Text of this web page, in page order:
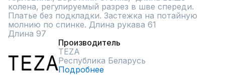
колена, регулируемый разрез в шве спереди.
Платье без подкладки. Застежка на потайную
молнию по спинке. Длина рукава 61
Длина 97
Производитель
TEZA
Республика Беларусь
Подробнее